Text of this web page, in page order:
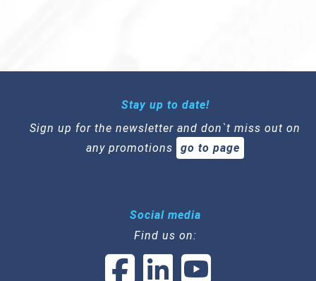
Stay up to date!
Sign up for the newsletter and don`t miss out on
any promotions
go to page
Social media
Find us on: